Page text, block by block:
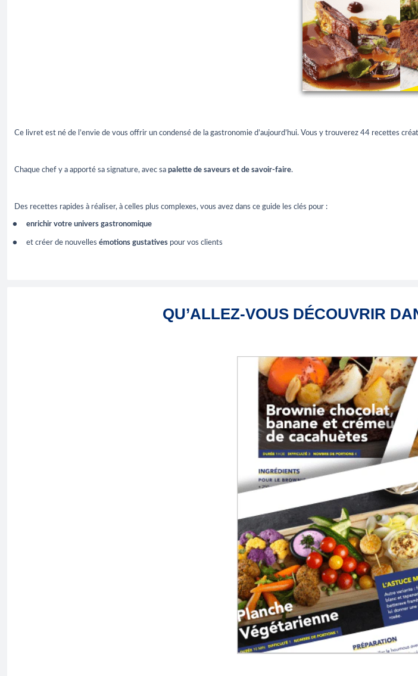
Ce livret est né de l’envie de vous offrir un condensé de la gastronomie d’aujourd’hui. Vous y trouverez 44 recettes
Chaque chef y a apporté sa signature, avec sa palette de saveurs et de savoir-faire.
Des recettes rapides à réaliser, à celles plus complexes, vous avez dans ce guide les clés pour :
enrichir votre univers gastronomique
et créer de nouvelles émotions gustatives pour vos clients
QU’ALLEZ-VOUS DÉCOUVRIR